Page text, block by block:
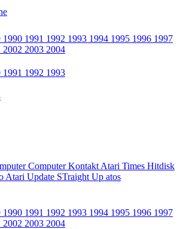
1990 1991 1992 1993 1994 1995 1996 1997
2002 2003 2004
1991 1992 1993
Computer Kontakt Atari Times Hitdisk
Atari Update STraight Up atos
1990 1991 1992 1993 1994 1995 1996 1997
2002 2003 2004